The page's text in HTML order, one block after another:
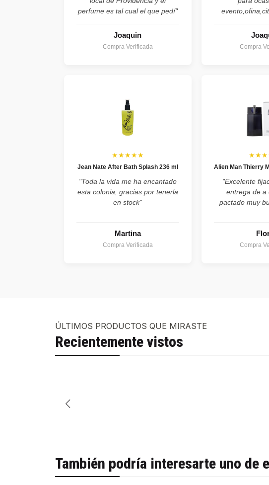
perfume es tal cual el que pedí"
Joaquin
Compra Verificada Compra
★★★★★
Jean Nate After Bath Splash 236 ml
"Toda la vida me ha encantado
esta colonia, gracias por tenerla
en stock"
Martina
Compra Verificada
Alien Man Thierry
"Excelente
entrega de a
pactado muy
Compra
ÚLTIMOS PRODUCTOS QUE MIRASTE
Recientemente vistos
También podría interesarte uno de